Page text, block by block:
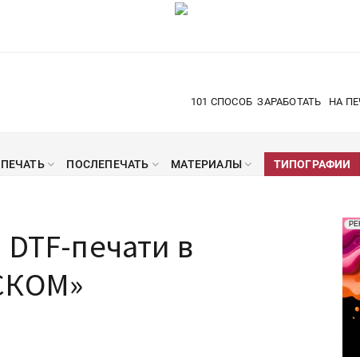
101 СПОСОБ ЗАРАБОТАТЬ НА
ПЕЧАТЬ ПОСЛЕПЕЧАТЬ МАТЕРИАЛЫ ТИПОГРАФИИ
печати в